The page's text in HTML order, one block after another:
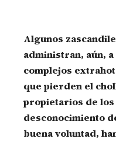
Algunos
administran, aún,
complejos
que pierden el
propietarios de los
desconocimiento
buena voluntad,